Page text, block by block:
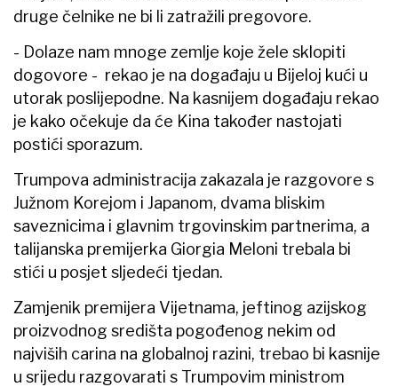
druge čelnike ne bi li zatražili pregovore.
- Dolaze nam mnoge zemlje koje žele sklopiti
dogovore - rekao je na događaju u Bijeloj kući u
utorak poslijepodne. Na kasnijem događaju rekao
je kako očekuje da će Kina također nastojati
postići sporazum.
Trumpova administracija zakazala je razgovore s
Južnom Korejom i Japanom, dvama bliskim
saveznicima i glavnim trgovinskim partnerima, a
talijanska premijerka Giorgia Meloni trebala bi
stići u posjet sljedeći tjedan.
Zamjenik premijera Vijetnama, jeftinog azijskog
proizvodnog središta pogođenog nekim od
najviših carina na globalnoj razini, trebao bi kasnije
u srijedu razgovarati s Trumpovim ministrom